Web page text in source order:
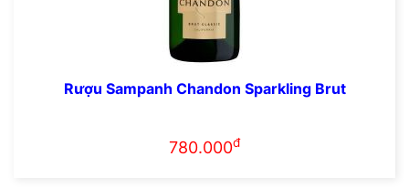
Rượu Sampanh Chandon Sparkling Brut
780.000đ